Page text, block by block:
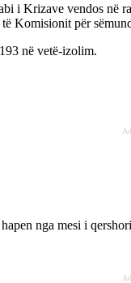
i Krizave vendos në
Komisionit për
në vetë-izolim.
nga mesi i